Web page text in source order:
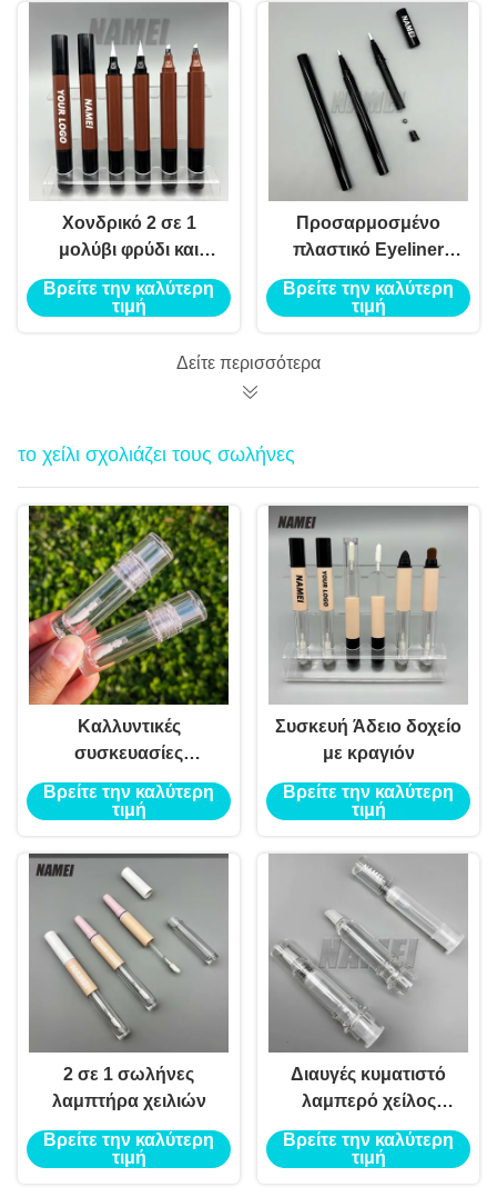
Χονδρικό 2 σε 1
μολύβι φρύδι και
ελαστικό
εξατομικεύεται
μολύβι φρύδι και
Βρείτε την καλύτερη
τιμή
Προσαρμοσμένο
πλαστικό Eyeliner
συσκευασία κενό
Eyeliner μπουκάλι
κενό Eyeliner μολύβι
Βρείτε την καλύτερη
τιμή
Δείτε περισσότερα
το χείλι σχολιάζει τους σωλήνες
Καλλυντικές
συσκευασίες
Σωλήνες λαμπτήρα
χειλιών
Βρείτε την καλύτερη
τιμή
Συσκευή Άδειο δοχείο
με κραγιόν
Βρείτε την καλύτερη
τιμή
2 σε 1 σωλήνες
λαμπτήρα χειλιών
Βρείτε την καλύτερη
τιμή
Διαυγές κυματιστό
λαμπερό χείλος
σωλήνες Amazing
Design Luxury κενό
Βρείτε την καλύτερη
τιμή